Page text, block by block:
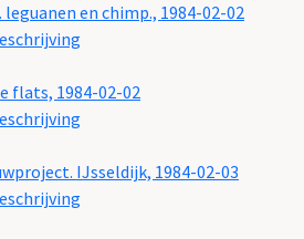
leguanen en chimp., 1984-02-02
flats, 1984-02-02
IJsseldijk, 1984-02-03